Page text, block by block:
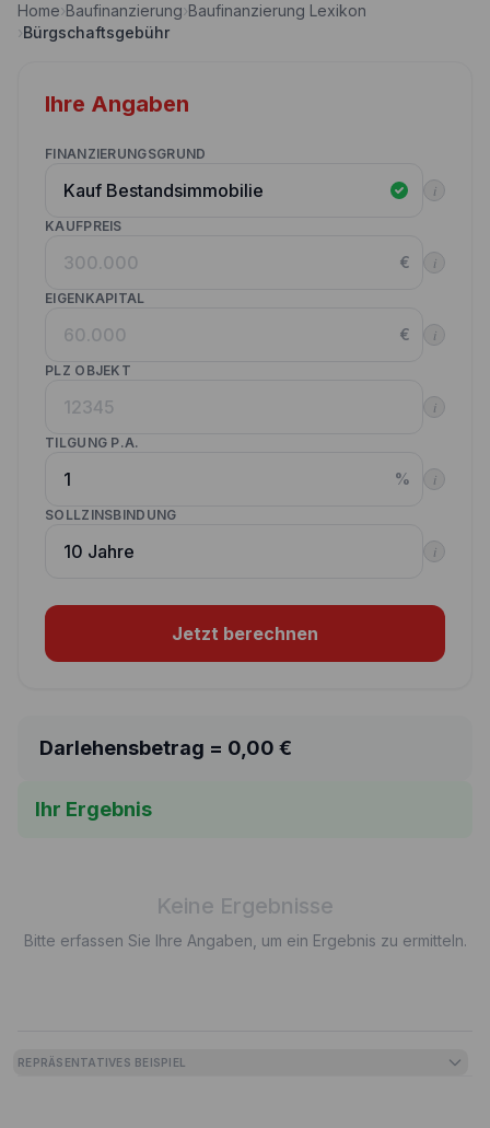
Nebenkostenrechner
Annuitätenrechner
Wettbewerbe
Kunden werben Kunden
Kontakt
Home›Baufinanzierung›Baufinanzierung Lexikon
›Bürgschaftsgebühr
Ihre Angaben
FINANZIERUNGSGRUND
i
KAUFPREIS
€ i
EIGENKAPITAL
€ i
PLZ OBJEKT
i
TILGUNG P.A.
% i
SOLLZINSBINDUNG
i
Jetzt berechnen
Darlehensbetrag = 0,00 €
Ihr Ergebnis
Keine Ergebnisse
Bitte erfassen Sie Ihre Angaben, um ein Ergebnis zu ermitteln.
REPRÄSENTATIVES BEISPIEL